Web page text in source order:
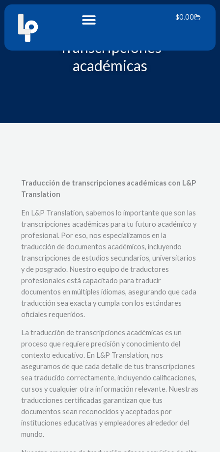
contenido
$0.00Carrito
Transcripciones
académicas
Traducción de transcripciones académicas con L&P
Translation
En L&P Translation, sabemos lo importante que son las
transcripciones académicas para tu futuro académico y
profesional. Por eso, nos especializamos en la
traducción de documentos académicos, incluyendo
transcripciones de estudios secundarios, universitarios
y de posgrado. Nuestro equipo de traductores
profesionales está capacitado para traducir
documentos en múltiples idiomas, asegurando que cada
traducción sea exacta y cumpla con los estándares
oficiales requeridos.
La traducción de transcripciones académicas es un
proceso que requiere precisión y conocimiento del
contexto educativo. En L&P Translation, nos
aseguramos de que cada detalle de tus transcripciones
sea traducido correctamente, incluyendo calificaciones,
cursos y cualquier otra información relevante. Nuestras
traducciones certificadas garantizan que tus
documentos sean reconocidos y aceptados por
instituciones educativas y empleadores alrededor del
mundo.